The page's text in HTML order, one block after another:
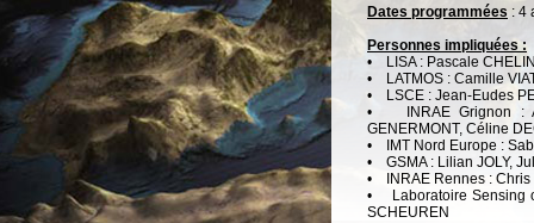
Dates programmées : 4
Personnes impliquées :
• LISA : Pascale
• LATMOS : Camille
• LSCE : Jean-Eudes
• INRAE Grignon :
GENERMONT, Céline
• IMT Nord Europe :
• GSMA : Lilian JOLY,
• INRAE Rennes : Chris
• Laboratoire Sensing
SCHEUREN